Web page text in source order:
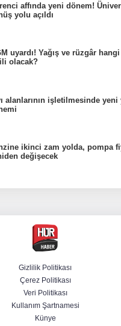
affında yeni dönem!
yolu açıldı
uyardı! Yağış ve rüzgâr
olacak?
alanlarının işletilmesinde yeni
ikinci zam yolda, pompa
değişecek
Muzaffer Şirin
talimatı
Uraloğlu açıkladı:
trafiğinde yeni tablo
Gizlilik Politikası
Çerez Politikası
Veri Politikası
Kullanım Şartnamesi
Künye